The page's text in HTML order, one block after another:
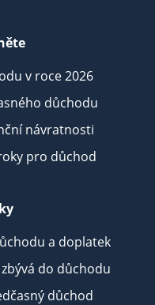
v roce 2026
důchodu
návratnosti
pro důchod
a doplatek
do důchodu
důchod